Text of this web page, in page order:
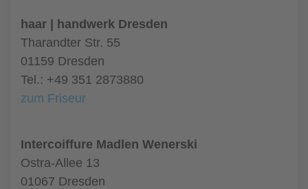
haar | handwerk Dresden
Tharandter Str. 55
01159 Dresden
Tel.: +49 351 2873880
zum Friseur
Intercoiffure Madlen Wenerski
Ostra-Allee 13
01067 Dresden